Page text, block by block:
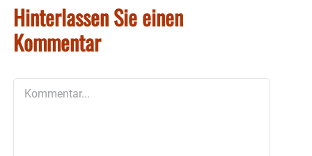
Hinterlassen Sie einen
Kommentar